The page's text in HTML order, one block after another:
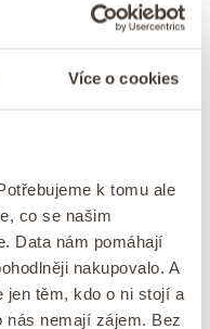
Více o cookies
k tomu ale
co se našim
Data nám pomáhají
nakupovalo. A
jen těm, kdo o ni stojí a
nemají zájem. Bez
Lukáš Konečný /
✅ Jak ho nepokazit?